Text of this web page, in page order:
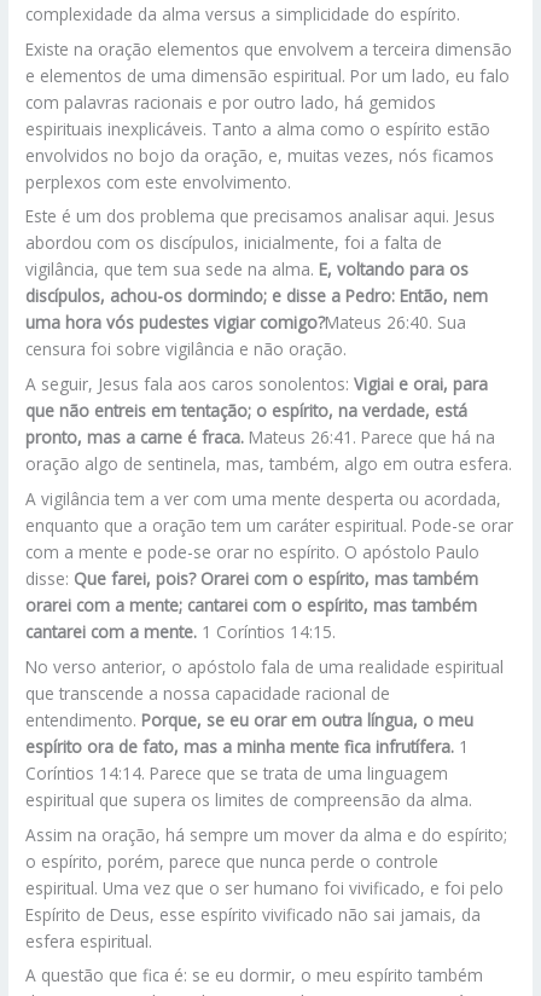
complexidade da alma versus a simplicidade do espírito.
Existe na oração elementos que envolvem a terceira dimensão
e elementos de uma dimensão espiritual. Por um lado, eu falo
com palavras racionais e por outro lado, há gemidos
espirituais inexplicáveis. Tanto a alma como o espírito estão
envolvidos no bojo da oração, e, muitas vezes, nós ficamos
perplexos com este envolvimento.
Este é um dos problema que precisamos analisar aqui. Jesus
abordou com os discípulos, inicialmente, foi a falta de
vigilância, que tem sua sede na alma. E, voltando para os
discípulos, achou-os dormindo; e disse a Pedro: Então, nem
uma hora vós pudestes vigiar comigo?Mateus 26:40. Sua
censura foi sobre vigilância e não oração.
A seguir, Jesus fala aos caros sonolentos:Vigiai e orai, para
que não entreis em tentação; o espírito, na verdade, está
pronto, mas a carne é fraca. Mateus 26:41. Parece que há na
oração algo de sentinela, mas, também, algo em outra esfera.
A vigilância tem a ver com uma mente desperta ou acordada,
enquanto que a oração tem um caráter espiritual. Pode-se orar
com a mente e pode-se orar no espírito. O apóstolo Paulo
disse: Que farei, pois? Orarei com o espírito, mas também
orarei com a mente; cantarei com o espírito, mas também
cantarei com a mente. 1 Coríntios 14:15.
No verso anterior, o apóstolo fala de uma realidade espiritual
que transcende a nossa capacidade racional de
entendimento. Porque, se eu orar em outra língua, o meu
espírito ora de fato, mas a minha mente fica infrutífera. 1
Coríntios 14:14. Parece que se trata de uma linguagem
espiritual que supera os limites de compreensão da alma.
Assim na oração, há sempre um mover da alma e do espírito;
o espírito, porém, parece que nunca perde o controle
espiritual. Uma vez que o ser humano foi vivificado, e foi pelo
Espírito de Deus, esse espírito vivificado não sai jamais, da
esfera espiritual.
A questão que fica é: se eu dormir, o meu espírito também